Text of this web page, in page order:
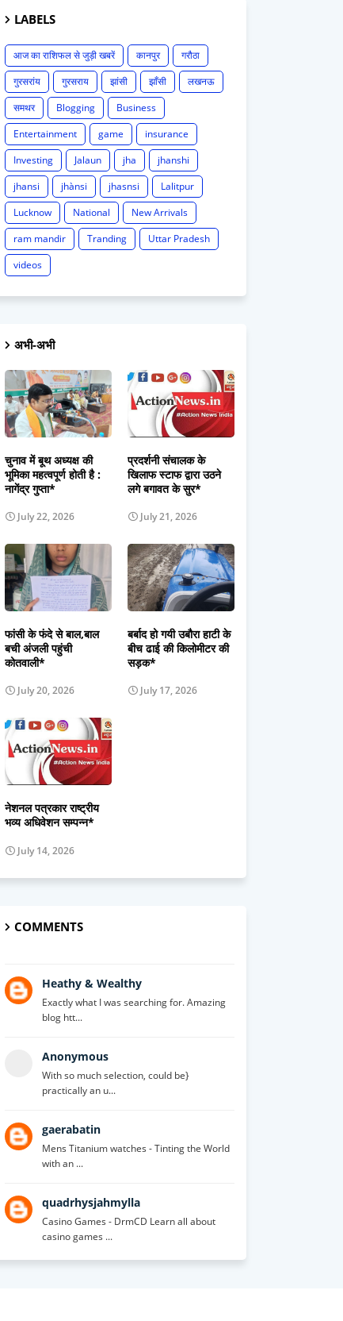
LABELS
आज का राशिफल से जुड़ी खबरें कानपुर
गरौठा
गुरसरांय
गुरसराय झांसी झाँसी
लखनऊ
समथर
Blogging
Business
Entertainment
game
insurance
Investing
Jalaun jha
jhanshi
jhansi
jhànsi jhasnsi
Lalitpur
Lucknow
National
New Arrivals
ram mandir
Tranding
Uttar Pradesh
videos
अभी-अभी
चुनाव में बूथ अध्यक्ष की
भूमिका महत्वपूर्ण होती है :
नागेंद्र गुप्ता*
July 22, 2026
प्रदर्शनी संचालक के
खिलाफ स्टाफ द्वारा उठने
लगे बगावत के सुर*
July 21, 2026
फांसी के फंदे से बाल,बाल
बची अंजली पहुंची
कोतवाली*
July 20, 2026
बर्बाद हो गयी उबौरा हाटी के
बीच ढाई की किलोमीटर की
सड़क*
July 17, 2026
नेशनल पत्रकार राष्ट्रीय
भव्य अधिवेशन सम्पन्न*
July 14, 2026
COMMENTS
Heathy & Wealthy
Exactly what I was searching for. Amazing
blog htt...
Anonymous
With so much selection, could be}
practically an u...
gaerabatin
Mens Titanium watches - Tinting the World
with an ...
quadrhysjahmylla
Casino Games - DrmCD Learn all about
casino games ...